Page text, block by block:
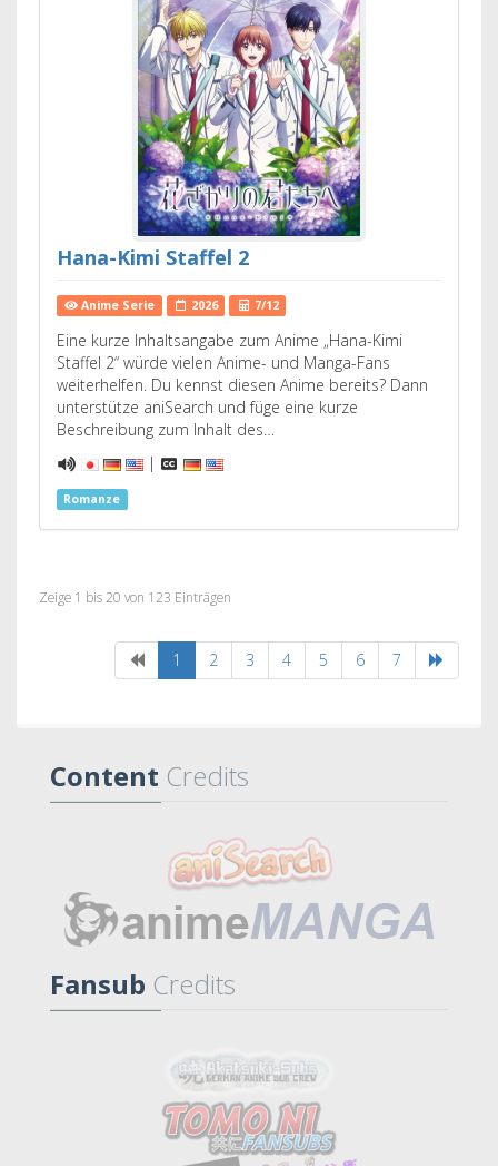
Hana-Kimi Staffel 2
Anime Serie 2026 7/12
Eine kurze Inhaltsangabe zum Anime „Hana-Kimi
Staffel 2“ würde vielen Anime- und Manga-Fans
weiterhelfen. Du kennst diesen Anime bereits? Dann
unterstütze aniSearch und füge eine kurze
Beschreibung zum Inhalt des…
|
Romanze
Zeige 1 bis 20 von 123 Einträgen
1 2 3 4 5 6 7
Content Credits
Fansub Credits